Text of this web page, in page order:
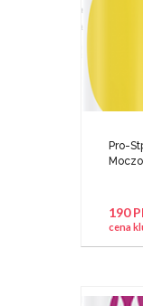
Pro-
190
cena